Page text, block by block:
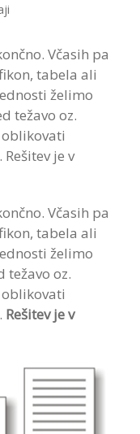
Včasih pa
tabela ali
želimo
težavo oz.
je v
Včasih pa
tabela ali
želimo
težavo oz.
Rešitev je v